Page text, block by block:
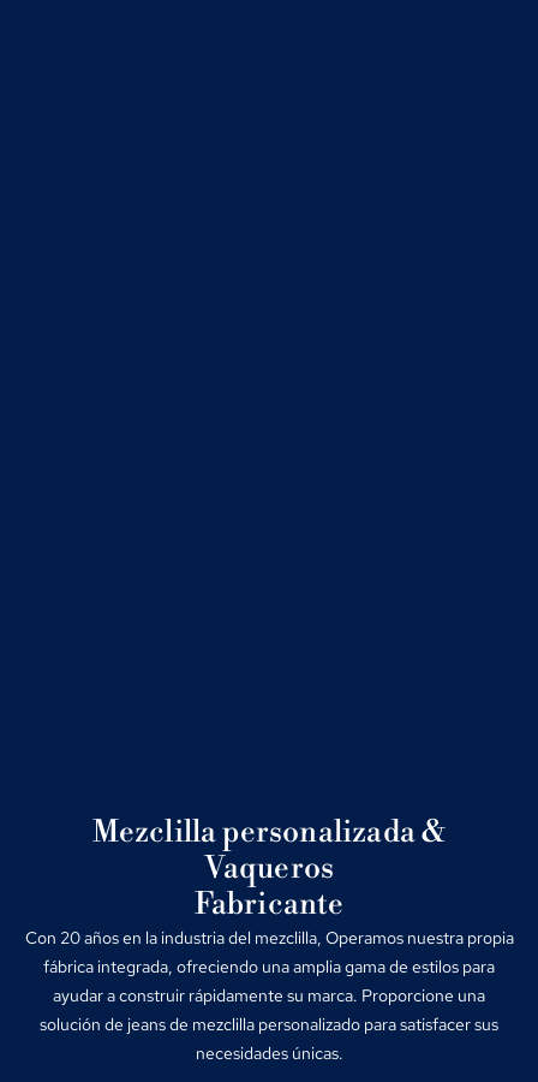
Mezclilla personalizada &
Vaqueros
Fabricante
Con 20 años en la industria del mezclilla, Operamos nuestra propia
fábrica integrada, ofreciendo una amplia gama de estilos para
ayudar a construir rápidamente su marca. Proporcione una
solución de jeans de mezclilla personalizado para satisfacer sus
necesidades únicas.